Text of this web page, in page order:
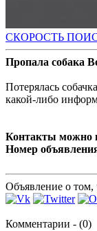
СКОРОСТЬ
Пропала собака
Потерялась
какой-либо
Контакты можно
Номер
Объявление о том,
Комментарии - (0)